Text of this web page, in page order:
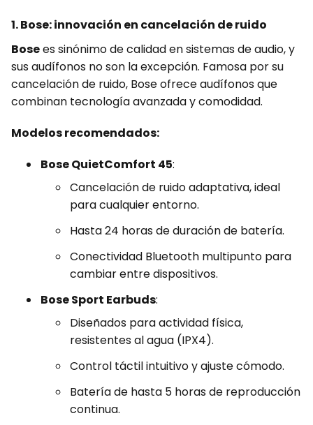
1. Bose: innovación en cancelación de ruido
Bosees sinónimo de calidad en sistemas de audio, y
sus audífonos no son la excepción. Famosa por su
cancelación de ruido, Bose ofrece audífonos que
combinan tecnología avanzada y comodidad.
Modelos recomendados:
Bose QuietComfort 45:
Cancelación de ruido adaptativa, ideal
para cualquier entorno.
Hasta 24 horas de duración de batería.
Conectividad Bluetooth multipunto para
cambiar entre dispositivos.
Bose Sport Earbuds:
Diseñados para actividad física,
resistentes al agua (IPX4).
Control táctil intuitivo y ajuste cómodo.
Batería de hasta 5 horas de reproducción
continua.